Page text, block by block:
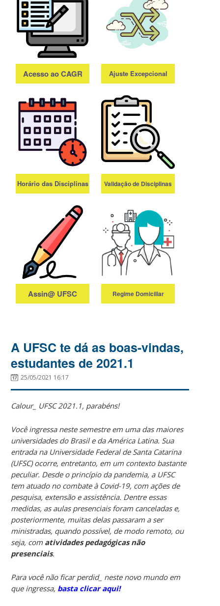
Acesse o
formulário para
encaminhar sua
demanda.
Bacharelado e
Licenciatura.
Acesso ao CAGR
Renove sua
matrícula e acesse
documentos como
histórico, atestado e
controle curricular.
Ajuste Excepcional
Diretrizes sobre o
Ajuste
Excepcional de
Matrícula.
Horário das Disciplinas
Acesso o Quadro
de Horário das
Disciplinas do
semestre atual.
Validação de Disciplinas
Diretrizes para
requerimento de
Validação de
Disciplinas
Assin@ UFSC
UFSC e utilizar a
assinatura digital
em um
Formulário.
Regime Domiciliar
Regime
Domiciliar
A UFSC te dá as boas-vindas,
estudantes de 2021.1
25/05/2021 16:17
Calour_ UFSC 2021.1, parabéns!
Você ingressa neste semestre em uma das maiores
universidades do Brasil e da América Latina. Sua
entrada na Universidade Federal de Santa Catarina
(UFSC) ocorre, entretanto, em um contexto bastante
peculiar. Desde o princípio da pandemia, a UFSC
tem atuado no combate à Covid-19, com ações de
pesquisa, extensão e assistência. Dentre essas
medidas, as aulas presenciais foram canceladas e,
posteriormente, muitas delas passaram a ser
ministradas, quando possível, de modo remoto, ou
seja, com atividades pedagógicas não
presenciais.
Para você não ficar perdid_ neste novo mundo em
que ingressa, basta clicar aqui!